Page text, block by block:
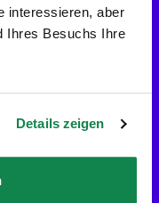
interessieren, aber
Ihres Besuchs Ihre
Details zeigen
FR